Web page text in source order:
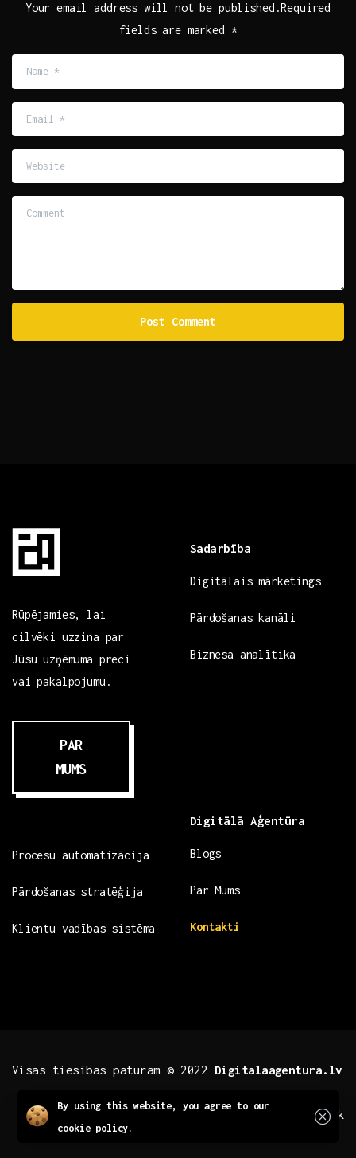
Your email address will not be published.Required
fields are marked *
*
Website
Rūpējamies, lai
cilvēki uzzina par
Jūsu uzņēmuma preci
vai pakalpojumu.
PAR
MUMS
Sadarbība
Digitālais mārketings
Pārdošanas kanāli
Biznesa analītika
Procesu automatizācija
Pārdošanas stratēģija
Klientu vadības sistēma
Digitālā Aģentūra
Blogs
Par Mums
Kontakti
Visas tiesības paturam © 2022 Digitalaagentura.lv
.fb .insta .tiktok
By using this website, you agree to our
cookie policy.
Close